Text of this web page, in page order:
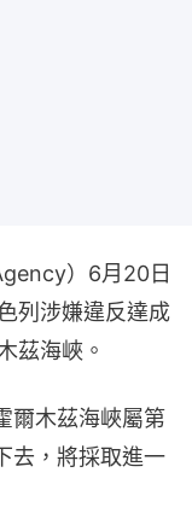
）6月20日
列涉嫌違反達成
茲海峽。
爾木茲海峽屬第
去，將採取進一